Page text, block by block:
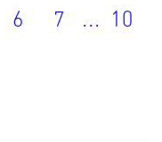
6 7 ... 10